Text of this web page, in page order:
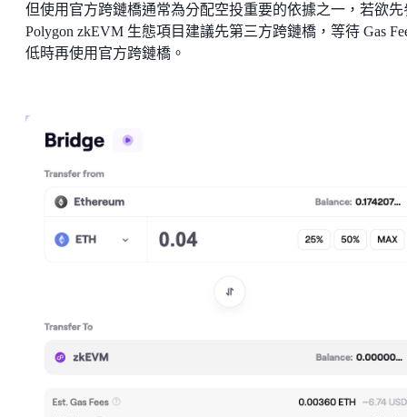
但使用官方跨鏈橋通常為分配空投重要的依據之一，若欲先
Polygon zkEVM 生態項目建議先第三方跨鏈橋，等待 Gas
低時再使用官方跨鏈橋。